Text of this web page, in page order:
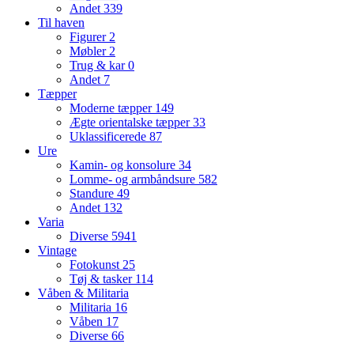
Andet339
Til haven
Figurer2
Møbler2
Trug & kar0
Andet 7
Tæpper
Moderne tæpper 149
Ægte orientalske tæpper33
Uklassificerede 87
Ure
Kamin- og konsolure 34
Lomme- og armbåndsure 582
Standure 49
Andet 132
Varia
Diverse 5941
Vintage
Fotokunst25
Tøj & tasker 114
Våben & Militaria
Militaria 16
Våben 17
Diverse 66